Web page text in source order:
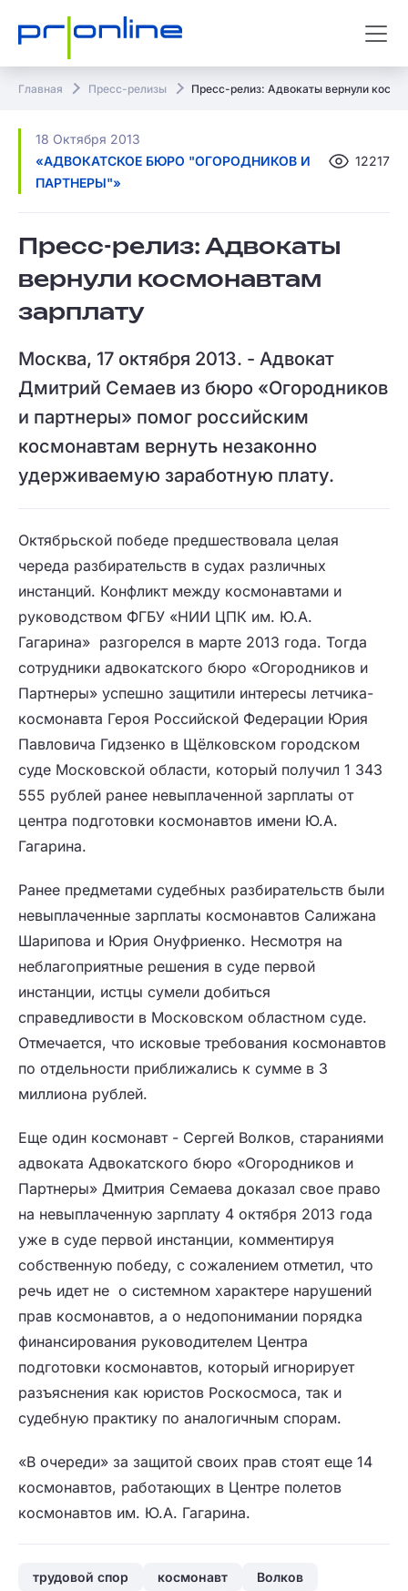
Главная Пресс-релизы Пресс-релиз: Адвокаты вернули
18 Октября 2013
«АДВОКАТСКОЕ БЮРО "ОГОРОДНИКОВ И
ПАРТНЕРЫ"»
12217
Пресс-релиз: Адвокаты
вернули космонавтам
зарплату
Москва, 17 октября 2013. - Адвокат
Дмитрий Семаев из бюро «Огородников
и партнеры» помог российским
космонавтам вернуть незаконно
удерживаемую заработную плату.
Октябрьской победе предшествовала целая
череда разбирательств в судах различных
инстанций. Конфликт между космонавтами и
руководством ФГБУ «НИИ ЦПК им. Ю.А.
Гагарина» разгорелся в марте 2013 года. Тогда
сотрудники адвокатского бюро «Огородников и
Партнеры» успешно защитили интересы летчика-
космонавта Героя Российской Федерации Юрия
Павловича Гидзенко в Щёлковском городском
суде Московской области, который получил 1 343
555 рублей ранее невыплаченной зарплаты от
центра подготовки космонавтов имени Ю.А.
Гагарина.
Ранее предметами судебных разбирательств были
невыплаченные зарплаты космонавтов Салижана
Шарипова и Юрия Онуфриенко. Несмотря на
неблагоприятные решения в суде первой
инстанции, истцы сумели добиться
справедливости в Московском областном суде.
Отмечается, что исковые требования космонавтов
по отдельности приближались к сумме в 3
миллиона рублей.
Еще один космонавт - Сергей Волков, стараниями
адвоката Адвокатского бюро «Огородников и
Партнеры» Дмитрия Семаева доказал свое право
на невыплаченную зарплату 4 октября 2013 года
уже в суде первой инстанции, комментируя
собственную победу, с сожалением отметил, что
речь идет не о системном характере нарушений
прав космонавтов, а о недопонимании порядка
финансирования руководителем Центра
подготовки космонавтов, который игнорирует
разъяснения как юристов Роскосмоса, так и
судебную практику по аналогичным спорам.
«В очереди» за защитой своих прав стоят еще 14
космонавтов, работающих в Центре полетов
космонавтов им. Ю.А. Гагарина.
трудовой спор космонавт
Волков